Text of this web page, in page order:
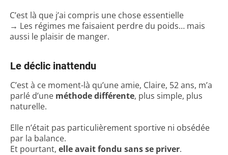
C’est là que j’ai compris une chose essentielle
→ Les régimes me faisaient perdre du poids… mais
aussi le plaisir de manger.
Le déclic inattendu
C’est à ce moment-là qu’une amie, Claire, 52 ans, m’a
parlé d’une méthode différente, plus simple, plus
naturelle.
Elle n’était pas particulièrement sportive ni obsédée
par la balance.
Et pourtant, elle avait fondu sans se priver.